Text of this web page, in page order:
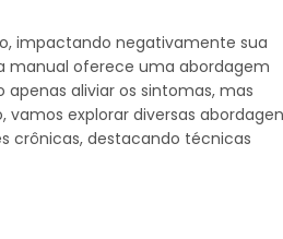
impactando negativamente sua
manual oferece uma abordagem
aliviar os sintomas, mas
explorar diversas
crônicas, destacando técnicas